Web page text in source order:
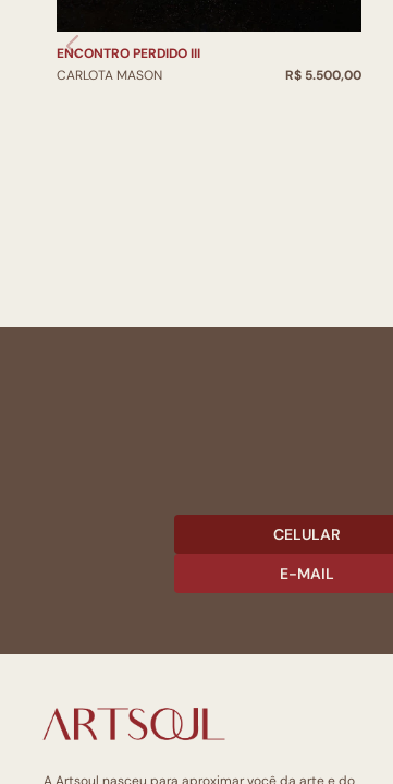
ENCONTRO PERDIDO III
CARLOTA MASON
R$ 5.500,00
CELULAR
E-MAIL